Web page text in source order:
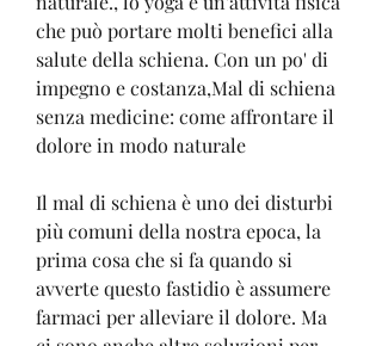
che può portare molti benefici alla
salute della schiena. Con un po' di
impegno e costanza,Mal di schiena
senza medicine: come affrontare il
dolore in modo naturale
Il mal di schiena è uno dei disturbi
più comuni della nostra epoca, la
prima cosa che si fa quando si
avverte questo fastidio è assumere
farmaci per alleviare il dolore. Ma